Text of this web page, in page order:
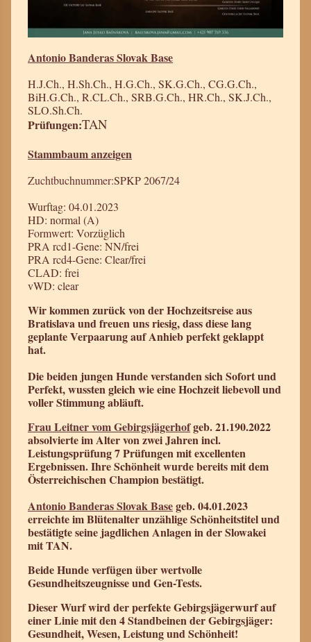
Antonio Banderas Slovak Base
H.J.Ch., H.Sh.Ch., H.G.Ch., SK.G.Ch., CG.G.Ch.,
BiH.G.Ch., R.CL.Ch., SRB.G.Ch., HR.Ch., SK.J.Ch.,
SLO.Sh.Ch.
Prüfungen:TAN
Stammbaum anzeigen
Zuchtbuchnummer:SPKP 2067/24
Wurftag: 04.01.2023
HD: normal (A)
Formwert: Vorzüglich
PRA rcd1-Gene: NN/frei
PRA rcd4-Gene: Clear/frei
CLAD: frei
vWD: clear
Wir kommen zurück von der Hochzeitsreise aus
Bratislava und freuen uns riesig, dass diese lang
geplante Verpaarung auf Anhieb perfekt geklappt
hat.
Die beiden jungen Hunde verstanden sich Sofort und
Perfekt, wussten gleich wie eine Hochzeit liebevoll und
voller Stimmung abläuft.
Frau Leitner vom Gebirgsjägerhofgeb. 21.190.2022
absolvierte im Alter von zwei Jahren incl.
Leistungsprüfung 7 Prüfungen mit excellenten
Ergebnissen. Ihre Schönheit wurde bereits mit dem
Österreichischen Champion bestätigt.
Antonio Banderas Slovak Basegeb. 04.01.2023
erreichte im Blütenalter unzählige Schönheitstitel und
bestätigte seine jagdlichen Anlagen in der Slowakei
mit TAN.
Beide Hunde verfügen über wertvolle
Gesundheitszeugnisse und Gen-Tests.
Dieser Wurf wird der perfekte Gebirgsjägerwurf auf
einer Linie mit den 4 Standbeinen der Gebirgsjäger:
Gesundheit, Wesen, Leistung und Schönheit!